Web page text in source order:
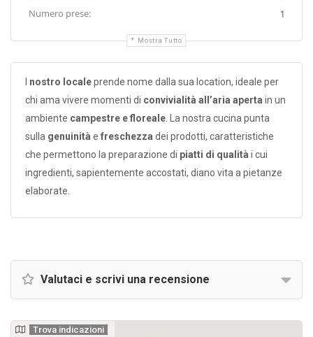
Numero prese: 1
Mostra Tutto
nostro localeprende nome dalla sua location, ideale per
chi ama vivere momenti di convivialità all’aria aperta in un
ambiente campestre e floreale
La nostra cucina punta
sulla genuinità e freschezza dei prodotti, caratteristiche
che permettono la preparazione di piatti di qualità i cui
ingredienti, sapientemente accostati, diano vita a pietanze
elaborate.
Valutaci e scrivi una recensione
Trova indicazioni